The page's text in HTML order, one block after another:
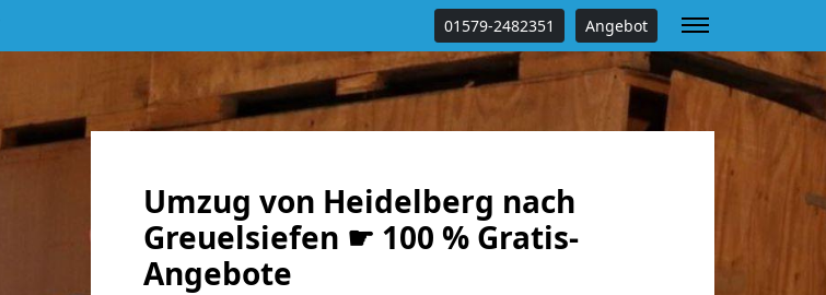
01579-2482351 Angebot
Umzug von Heidelberg nach
Greuelsiefen ☛ 100 % Gratis-
Angebote